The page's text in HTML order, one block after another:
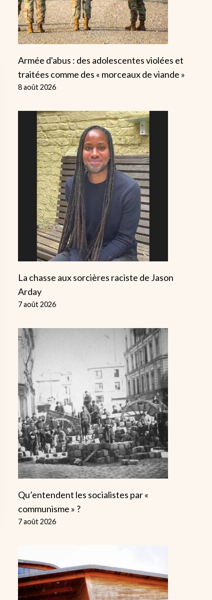
Armée d'abus : des adolescentes violées et
traitées comme des « morceaux de viande »
8 août 2026
La chasse aux sorcières raciste de Jason
Arday
7 août 2026
Qu’entendent les socialistes par «
communisme » ?
7 août 2026